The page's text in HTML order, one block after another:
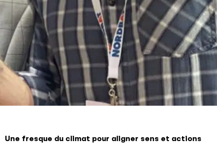
Une fresque du climat pour aligner sens et actions